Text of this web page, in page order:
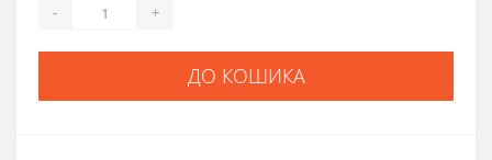
- +
ДО КОШИКА